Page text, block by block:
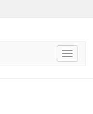
Toggle